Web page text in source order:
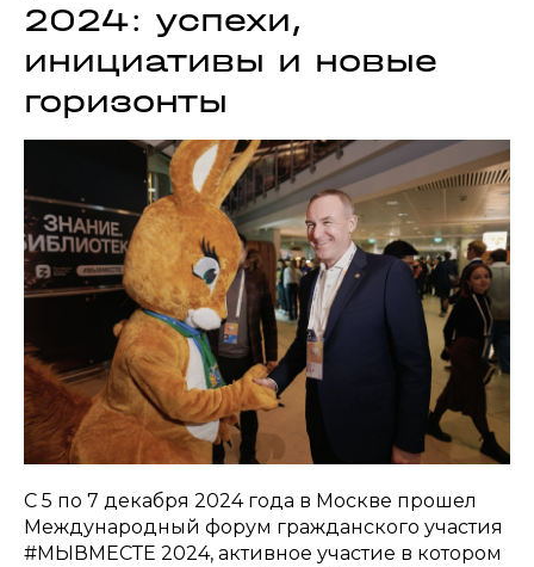
2024: успехи,
инициативы и новые
горизонты
С 5 по 7 декабря 2024 года в Москве прошел
Международный форум гражданского участия
#МЫВМЕСТЕ 2024, активное участие в котором